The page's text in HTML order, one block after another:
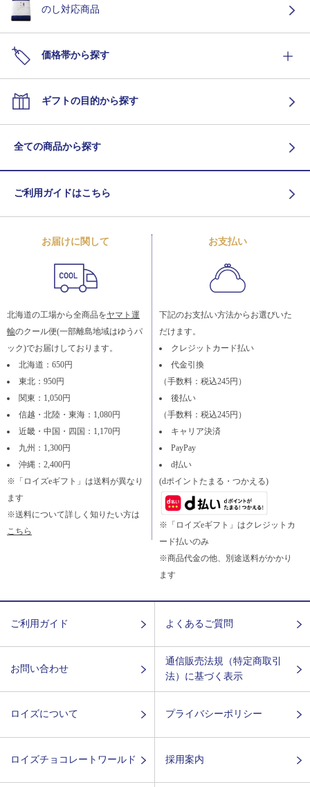
のし対応商品
価格帯から探す
ギフトの目的から探す
全ての商品から探す
ご利用ガイドはこちら
お届けに関して
北海道の工場から全商品をヤマト運
輸のクール便(一部離島地域はゆうパ
ック)でお届けしております。
北海道：650円
東北：950円
関東：1,050円
信越・北陸・東海：1,080円
近畿・中国・四国：1,170円
九州：1,300円
沖縄：2,400円
※「ロイズeギフト」は送料が異なり
ます
※送料について詳しく知りたい方は
こちら
お支払い
下記のお支払い方法からお選びいた
だけます。
クレジットカード払い
代金引換
（手数料：税込245円）
後払い
（手数料：税込245円）
キャリア決済
PayPay
d払い
(dポイントたまる・つかえる)
※「ロイズeギフト」はクレジットカ
ード払いのみ
※商品代金の他、別途送料がかかり
ます
ご利用ガイド よくあるご質問
お問い合わせ
通信販売法規（特定商取引
法）に基づく表示
ロイズについて プライバシーポリシー
ロイズチョコレートワールド 採用案内